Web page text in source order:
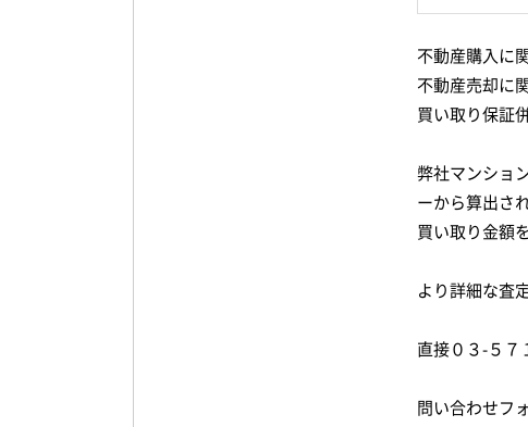
不動産購入に
不動産売却に
買い取り保証
弊社マンショ
ーから算出さ
買い取り金額
より詳細な査
直接０３-５７
問い合わせフ